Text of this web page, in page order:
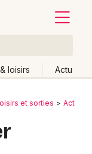
loisirs Actu
et sorties